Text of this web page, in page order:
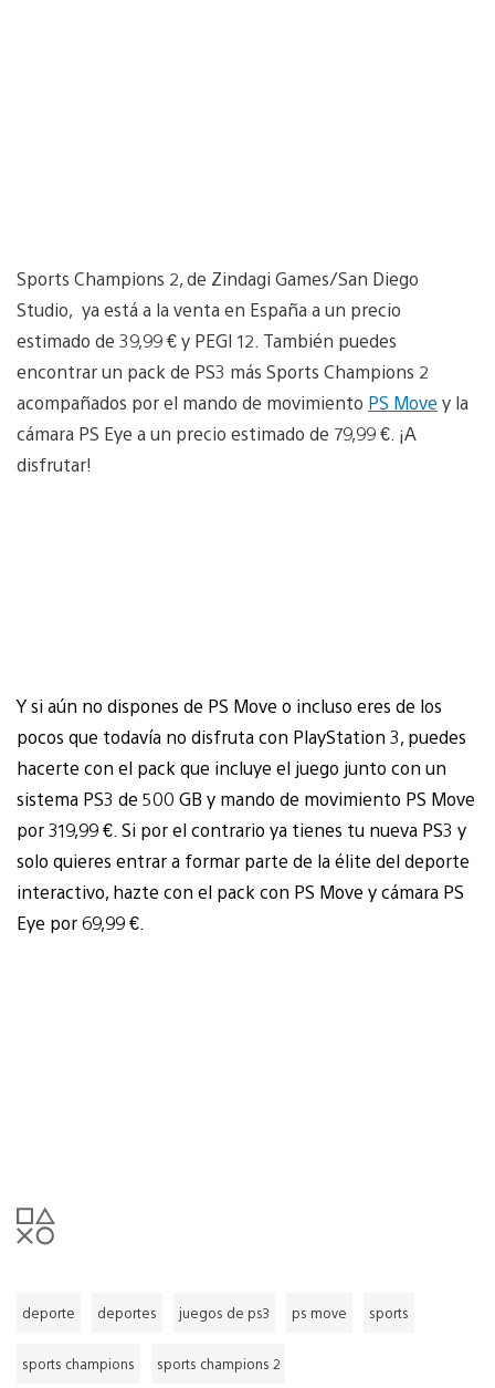
Sports Champions 2, de Zindagi Games/San Diego
Studio, ya está a la venta en España a un precio
estimado de 39,99 € y PEGI 12. También puedes
encontrar un pack de PS3 más Sports Champions 2
acompañados por el mando de movimiento PS Move y la
cámara PS Eye a un precio estimado de 79,99 €. ¡A
disfrutar!
Y si aún no dispones de PS Move o incluso eres de los
pocos que todavía no disfruta con PlayStation 3, puedes
hacerte con el pack que incluye el juego junto con un
sistema PS3 de 500 GB y mando de movimiento PS Move
por 319,99 €. Si por el contrario ya tienes tu nueva PS3 y
solo quieres entrar a formar parte de la élite del deporte
interactivo, hazte con el pack con PS Move y cámara PS
Eye por 69,99 €.
deporte deportes juegos de ps3 ps move sports
sports champions sports champions 2